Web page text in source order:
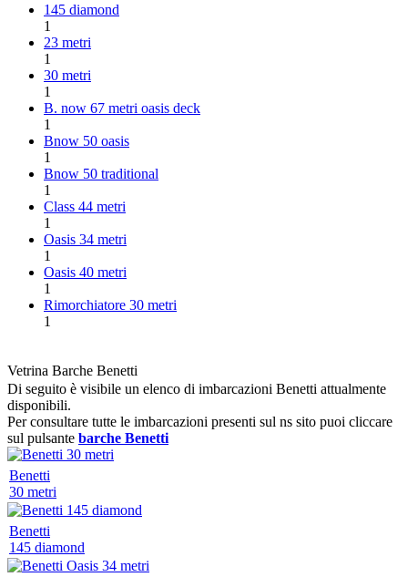
145 diamond
1
23 metri
1
30 metri
1
B. now 67 metri oasis deck
1
Bnow 50 oasis
1
Bnow 50 traditional
1
Class 44 metri
1
Oasis 34 metri
1
Oasis 40 metri
1
Rimorchiatore 30 metri
1
Vetrina Barche Benetti
Di seguito è visibile un elenco di imbarcazioni Benetti attualmente
disponibili.
Per consultare tutte le imbarcazioni presenti sul ns sito puoi cliccare
sul pulsante barche Benetti
Benetti
30 metri
Benetti
145 diamond